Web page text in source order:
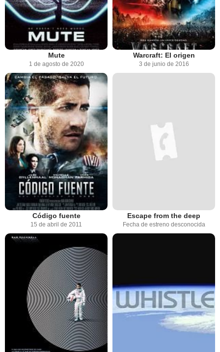
Mute
1 de agosto de 2020
Warcraft: El origen
3 de junio de 2016
Código fuente
15 de abril de 2011
Escape from the deep
Fecha de estreno desconocida